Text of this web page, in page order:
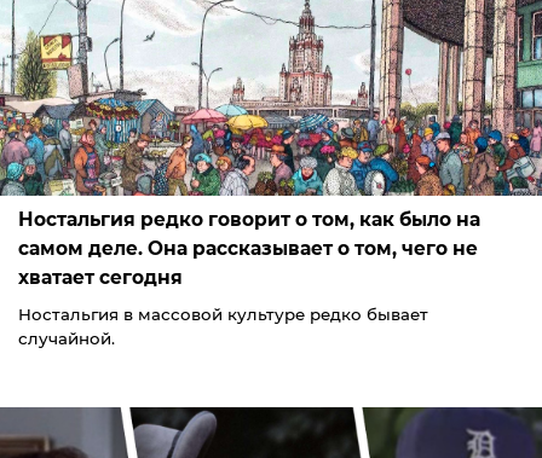
Ностальгия редко говорит о том, как было на
самом деле. Она рассказывает о том, чего не
хватает сегодня
Ностальгия в массовой культуре редко бывает
случайной.